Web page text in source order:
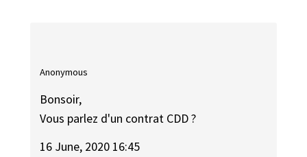
Anonymous
Bonsoir,
Vous parlez d'un contrat CDD ?
16 June, 2020 16:45